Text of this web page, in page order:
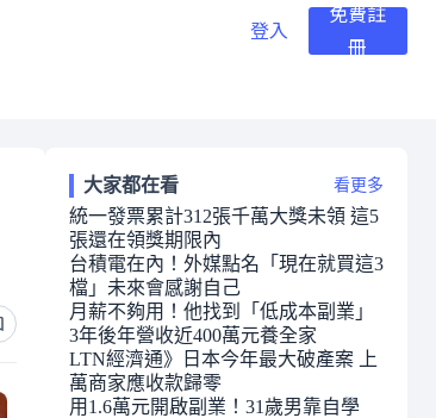
登入
免費註
冊
大家都在看 看更多
統一發票累計312張千萬大獎未領 這5
張還在領獎期限內
台積電在內！外媒點名「現在就買這3
檔」未來會感謝自己
月薪不夠用！他找到「低成本副業」
3年後年營收近400萬元養全家
LTN經濟通》日本今年最大破產案 上
萬商家應收款歸零
用1.6萬元開啟副業！31歲男靠自學